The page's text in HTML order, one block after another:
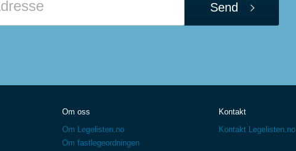
Send
Om oss
Om Legelisten.no
Om fastlegeordningen
Kontakt
Kontakt Legelisten.no